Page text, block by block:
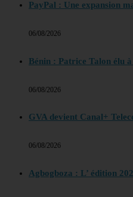
PayPal : Une expansion
06/08/2026
Bénin : Patrice Talon élu
06/08/2026
GVA devient Canal+
06/08/2026
Agbogboza : L’ édition